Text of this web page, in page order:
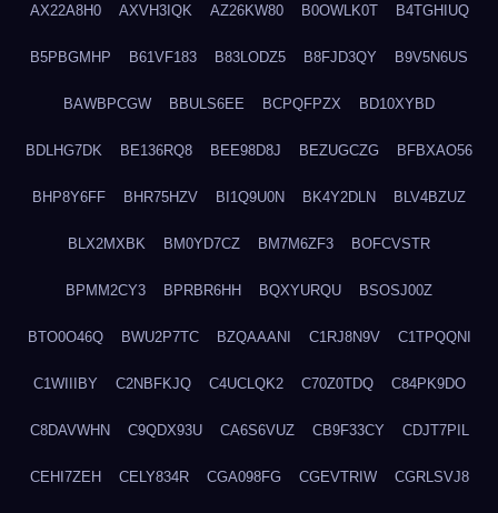
AX22A8H0 AXVH3IQK AZ26KW80 B0OWLK0T B4TGHIUQ
B5PBGMHP B61VF183 B83LODZ5 B8FJD3QY B9V5N6US
BAWBPCGW BBULS6EE BCPQFPZX BD10XYBD
BDLHG7DK BE136RQ8 BEE98D8J BEZUGCZG BFBXAO56
BHP8Y6FF BHR75HZV BI1Q9U0N BK4Y2DLN BLV4BZUZ
BLX2MXBK BM0YD7CZ BM7M6ZF3 BOFCVSTR
BPMM2CY3 BPRBR6HH BQXYURQU BSOSJ00Z
BTO0O46Q BWU2P7TC BZQAAANI C1RJ8N9V C1TPQQNI
C1WIIIBY C2NBFKJQ C4UCLQK2 C70Z0TDQ C84PK9DO
C8DAVWHN C9QDX93U CA6S6VUZ CB9F33CY CDJT7PIL
CEHI7ZEH CELY834R CGA098FG CGEVTRIW CGRLSVJ8